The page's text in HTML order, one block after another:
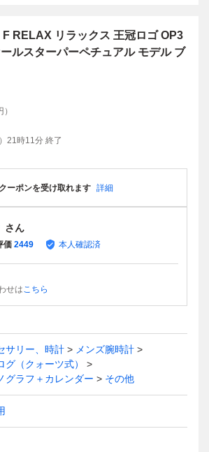
F RELAX リラックス 王冠ロゴ OP3
ルスターパーペチュアル モデル ブ
21時11分 終了
ーポンを受け取れます 詳細
さん
価 2449 本人確認済
せはこちら
サリー、時計
メンズ腕時計
グ（クォーツ式）
グラフ＋カレンダー
その他